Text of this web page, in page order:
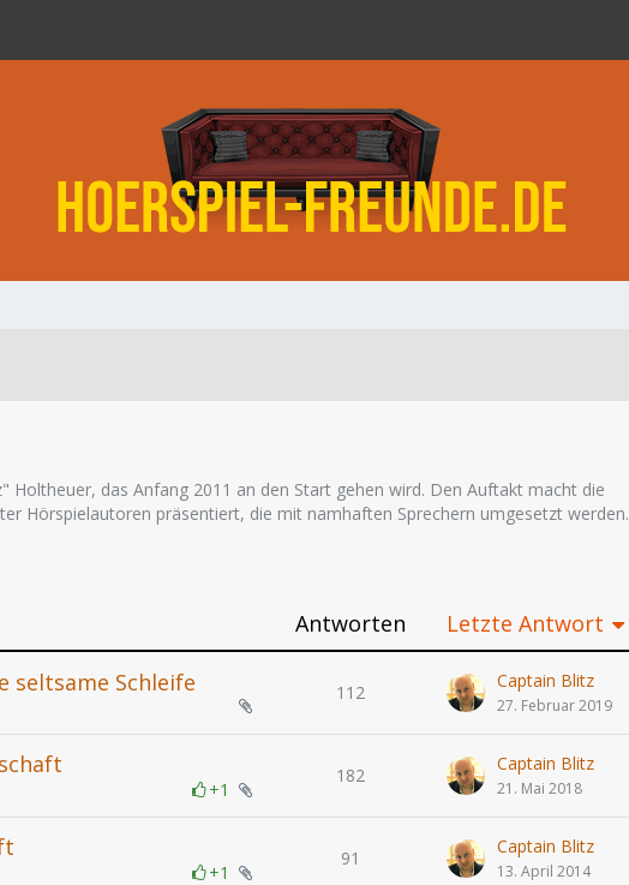
Holtheuer, das Anfang 2011 an den Start gehen wird. Den Auftakt macht die
Hörspielautoren präsentiert, die mit namhaften Sprechern umgesetzt werden.
Antworten Letzte Antwort
seltsame Schleife 112
Captain Blitz
27. Februar 2019
+1
182
Captain Blitz
21. Mai 2018
+1
91
Captain Blitz
13. April 2014